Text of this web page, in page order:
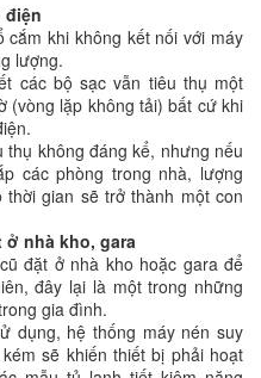
điện
khi không kết nối với máy
lượng.
các bộ sạc vẫn tiêu thụ một
(vòng lặp không tải) bất cứ khi
không đáng kể, nhưng nếu
các phòng trong nhà, lượng
gian sẽ trở thành một con
nhà kho, gara
đặt ở nhà kho hoặc gara để
đây lại là một trong những
gia đình.
dụng, hệ thống máy nén suy
sẽ khiến thiết bị phải hoạt